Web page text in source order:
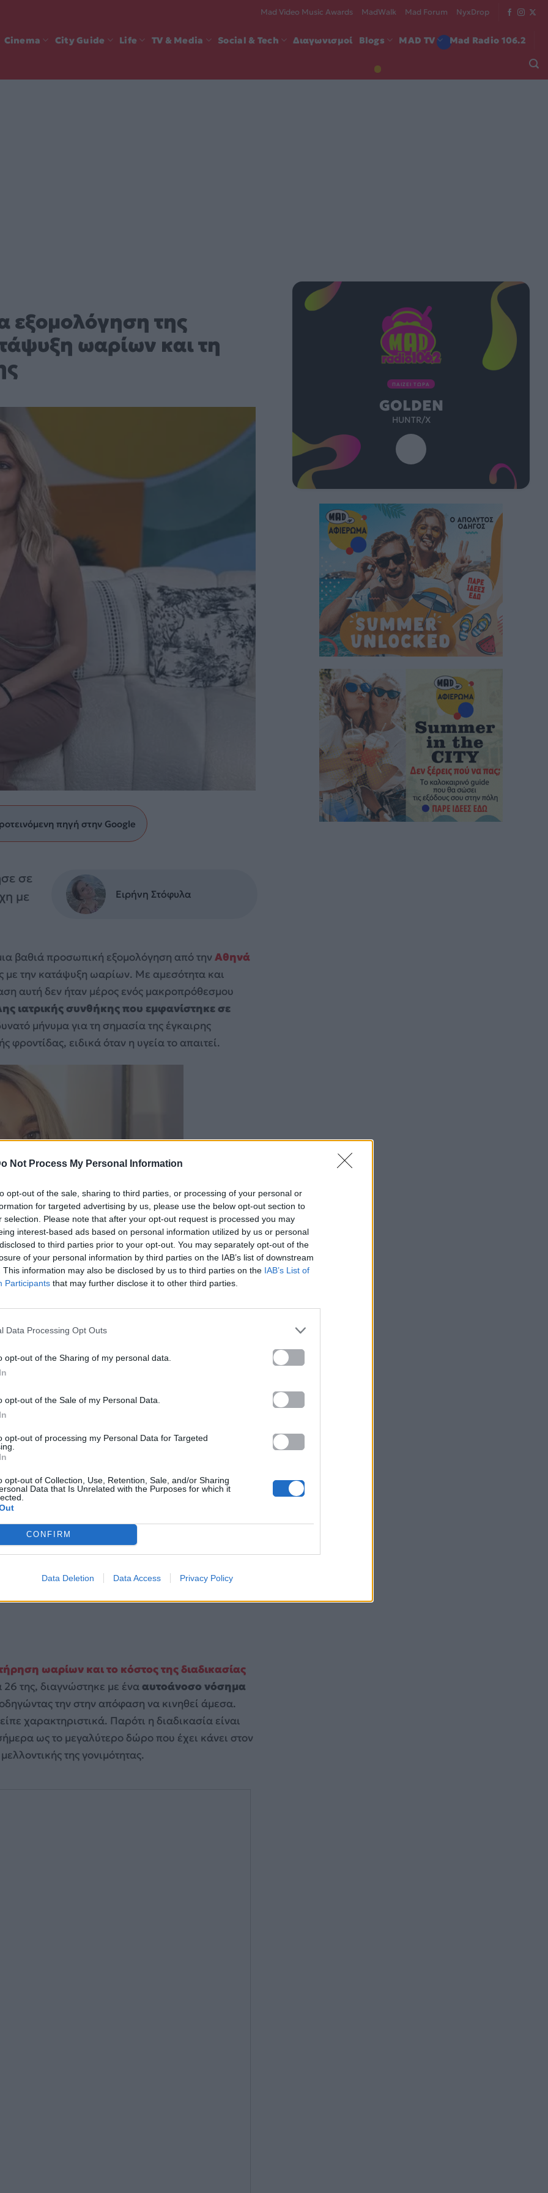
Not Process My Personal Information
opt-out of the sale, sharing to third parties, or processing of your personal or
for targeted advertising by us, please use the below opt-out section to
selection. Please note that after your opt-out request is processed you may
interest-based ads based on personal information utilized by us or personal
to third parties prior to your opt-out. You may separately opt-out of the
of your personal information by third parties on the IAB’s list of downstream
This information may also be disclosed by us to third parties on the IAB’s List of
Participants that may further disclose it to other third parties.
Data Processing Opt Outs
opt-out of the Sharing of my personal data.
opt-out of the Sale of my Personal Data.
opt-out of processing my Personal Data for Targeted
opt-out of Collection, Use, Retention, Sale, and/or Sharing
Data that Is Unrelated with the Purposes for which it
CONFIRM
Data Deletion Data Access Privacy Policy
Mad Video Music Awards MadWalk Mad Forum NyxDrop
Cinema City Guide Life TV & Media Social & Tech Διαγωνισμοί Blogs MAD TV Mad Radio 106.2
εξομολόγηση της
ωαρίων και τη
πηγή στην Google
σε
με
Ειρήνη Στόφυλα
βαθιά προσωπική εξομολόγηση από τηνΑθηνά
με την κατάψυξη ωαρίων. Με αμεσότητα και
αυτή δεν ήταν μέρος ενός μακροπρόθεσμου
ιατρικής συνθήκης που εμφανίστηκε σε
μήνυμα για τη σημασία της έγκαιρης
ειδικά όταν η υγεία το απαιτεί.
athinaklimi_/
τον Μάκη Κεφαλογιάννη, η Αθηνά αφηγήθηκε
τη συζήτηση γύρω από ένα θέμα που συχνά
διαδικασία, στο κόστος, στις δυσκολίες και
το γεγονός ότι χρειάστηκε να προβεί σε κατάψυξη
ωαρίων και το κόστος της διαδικασίας
της, διαγνώστηκε με ένααυτοάνοσο νόσημα
την στην απόφαση να κινηθεί άμεσα.
χαρακτηριστικά. Παρότι η διαδικασία είναι
ως το μεγαλύτερο δώρο που έχει κάνει στον
της γονιμότητας.
ΠΑΙΖΕΙ ΤΩΡΑ
GOLDEN
HUNTR/X